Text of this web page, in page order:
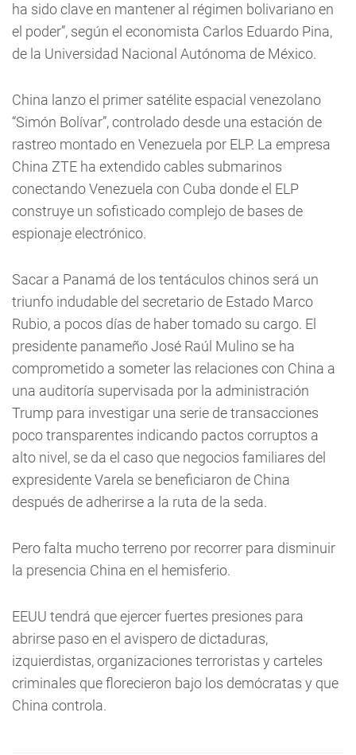
ha sido clave en mantener al régimen bolivariano en
el poder”, según el economista Carlos Eduardo Pina,
de la Universidad Nacional Autónoma de México.
China lanzo el primer satélite espacial venezolano
“Simón Bolívar”, controlado desde una estación de
rastreo montado en Venezuela por ELP. La empresa
China ZTE ha extendido cables submarinos
conectando Venezuela con Cuba donde el ELP
construye un sofisticado complejo de bases de
espionaje electrónico.
Sacar a Panamá de los tentáculos chinos será un
triunfo indudable del secretario de Estado Marco
Rubio, a pocos días de haber tomado su cargo. El
presidente panameño José Raúl Mulino se ha
comprometido a someter las relaciones con China a
una auditoría supervisada por la administración
Trump para investigar una serie de transacciones
poco transparentes indicando pactos corruptos a
alto nivel, se da el caso que negocios familiares del
expresidente Varela se beneficiaron de China
después de adherirse a la ruta de la seda.
Pero falta mucho terreno por recorrer para disminuir
la presencia China en el hemisferio.
EEUU tendrá que ejercer fuertes presiones para
abrirse paso en el avispero de dictaduras,
izquierdistas, organizaciones terroristas y carteles
criminales que florecieron bajo los demócratas y que
China controla.